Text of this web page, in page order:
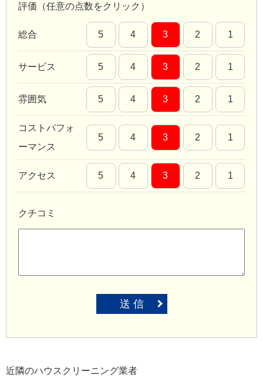
評価（任意の点数をクリック）
総合 5 4 3 2 1
サービス 5 4 3 2 1
雰囲気 5 4 3 2 1
コストパフォ
ーマンス
5 4 3 2 1
アクセス 5 4 3 2 1
クチコミ
送 信
近隣のハウスクリーニング業者